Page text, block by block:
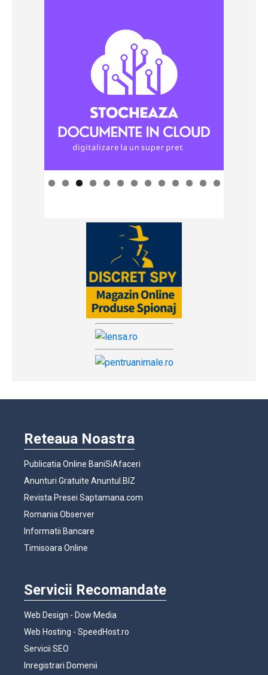
Reteaua Noastra
Publicatia Online BaniSiAfaceri
Anunturi Gratuite Anuntul.BIZ
Revista Presei Saptamana.com
Romania Observer
Informatii Bancare
Timisoara Online
Servicii Recomandate
Web Design - Dow Media
Web Hosting - SpeedHost.ro
Servicii SEO
Inregistrari Domenii